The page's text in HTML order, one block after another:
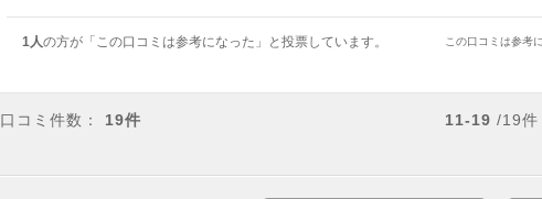
この口コミは参考
1人の方が「この口コミは参考になった」と投票しています。
口コミ件数： 19件 11-19 /19件